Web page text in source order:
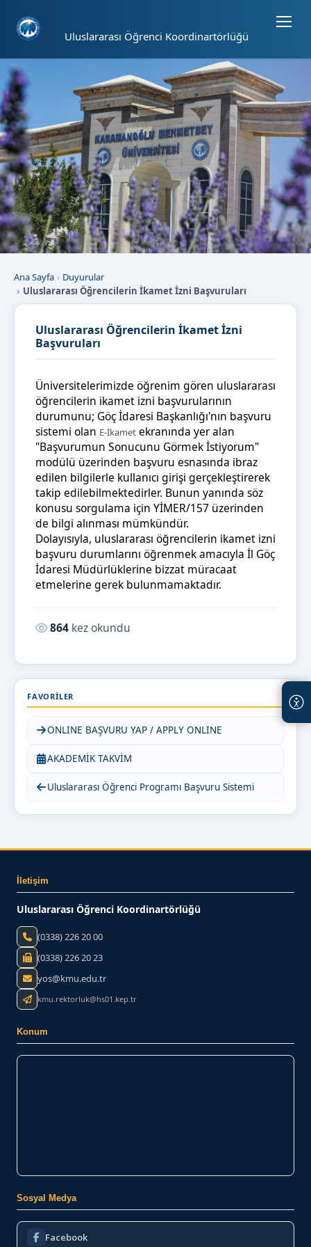
Uluslararası Öğrenci Koordinartörlüğü
Ana Sayfa
Duyurular
Uluslararası Öğrencilerin İkamet İzni Başvuruları
Uluslararası Öğrencilerin İkamet İzni
Başvuruları
Üniversitelerimizde öğrenim gören uluslararası
öğrencilerin ikamet izni başvurularının
durumunu; Göç İdaresi Başkanlığı'nın başvuru
sistemi olan E-İkamet ekranında yer alan
"Başvurumun Sonucunu Görmek İstiyorum"
modülü üzerinden başvuru esnasında ibraz
edilen bilgilerle kullanıcı girişi gerçekleştirerek
takip edilebilmektedirler. Bunun yanında söz
konusu sorgulama için YİMER/157 üzerinden
de bilgi alınması mümkündür.
Dolayısıyla, uluslararası öğrencilerin ikamet izni
başvuru durumlarını öğrenmek amacıyla İl Göç
İdaresi Müdürlüklerine bizzat müracaat
etmelerine gerek bulunmamaktadır.
Okunma sayısı:
864 kez okundu
FAVORILER
ONLINE BAŞVURU YAP / APPLY ONLINE
AKADEMİK TAKVİM
Uluslararası Öğrenci Programı Başvuru Sistemi
İletişim
Uluslararası Öğrenci Koordinartörlüğü
(0338) 226 20 00
(0338) 226 20 23
yos@kmu.edu.tr
kmu.rektorluk@hs01.kep.tr
Konum
Sosyal Medya
Facebook